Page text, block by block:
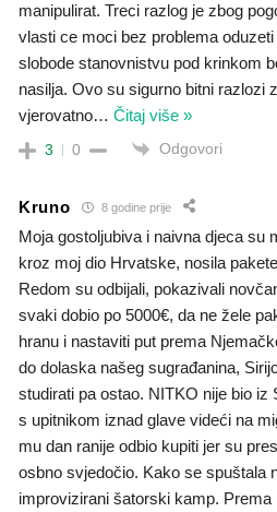
manipulirat. Treci razlog je zbog
vlasti ce moci bez problema
slobode stanovnistvu pod krinkom
nasilja. Ovo su sigurno bitni razlozi
vjerovatno… Čitaj više »
3 0 Odgovori
Kruno 8 godine prije
Moja gostoljubiva i naivna djeca su
kroz moj dio Hrvatske, nosila
Redom su odbijali, pokazivali
svaki dobio po 5000€, da ne žele
hranu i nastaviti put prema
do dolaska našeg sugrađanina,
studirati pa ostao. NITKO nije bio iz
s upitnikom iznad glave videći na
mu dan ranije odbio kupiti jer su
osbno svjedočio. Kako se spuštala
improvizirani šatorski kamp.